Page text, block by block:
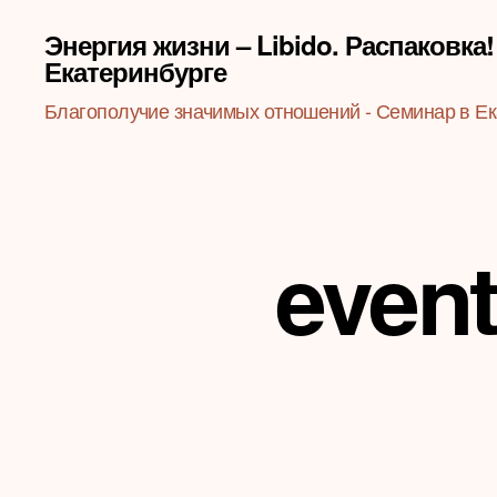
Энергия жизни – Libido.
Екатеринбурге
Благополучие значимых отношений - Семинар в